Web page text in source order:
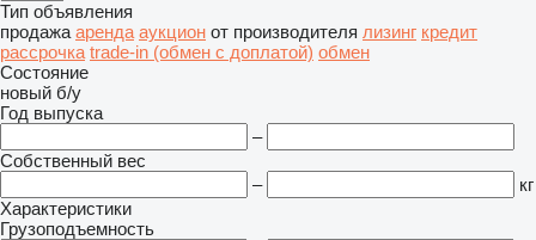
Тип объявления
продажа аренда аукцион от производителя лизинг кредит
рассрочка trade-in (обмен с доплатой) обмен
Состояние
новый б/у
Год выпуска
–
Собственный вес
–
кг
Характеристики
Грузоподъемность